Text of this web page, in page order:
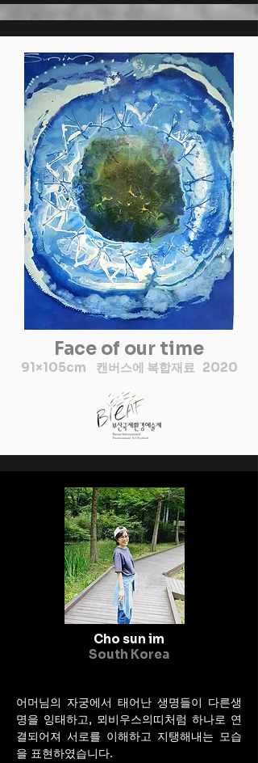
민하던 중 다시 전공을 바꿔 한
한지에 스미는 색들의 얼룩에
매료되어 그 얼룩이 주는 우연
의 효과를 이용하여 나만의 모
티브와 패턴들을 찿게되었고
눈에 보이지 않은 감정의 느낌
과 언어들을 형상화 하였다.
먹선으로 밑 스케치없이 마음
의 끌림만으로 자유스럽게 드
로잉하다보니  꽃바람 시리즈
가 완성되었다.
꽃바람의 의미는 환경오염, 자
연재해로 인한 현상황을  청정
한 새 바람으로 정화해 주는 염
동시에 새로운 희망과 관계회
복, 화합을 의미하기도 한다.
한지를 이용한 작업을 하다보
니 우리 문화에 대한 소중함을
생각하게 되었고, 현재는 우리
의 그림인 민화에 대한 관심과
이해를 높여 꽃바람 시리즈와
민화를 콜라보한 작품을 하고
있다.
꽃바람 시리즈에 와당, 차크라
의 문양을 재해석하고 도입하
여 그림을 소장하고 관람 하는
분들께 막혀있는 기의 순환을
도와 새로운 좋은 기운과 위안
을  받을 수 있는 작품을 제작
중에 있다.
Face of our time
91×105cm 캔버스에 복합재료 2020
Cho sun im
South Korea
어머님의 자궁에서 태어난 생명들이 다른생
명을 잉태하고, 뫼비우스의띠처럼 하나로 연
결되어져 서로를 이해하고 지탱해내는 모습
을 표현하였습니다.